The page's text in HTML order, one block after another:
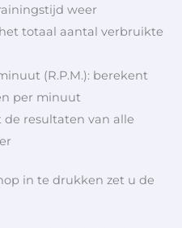
weer
totaal aantal verbruikte
(R.P.M.): berekent
per minuut
de resultaten van alle
in te drukken zet u de